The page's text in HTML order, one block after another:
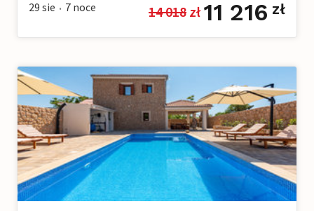
29 sie • 7 noce 14 018 zł 11 216 zł